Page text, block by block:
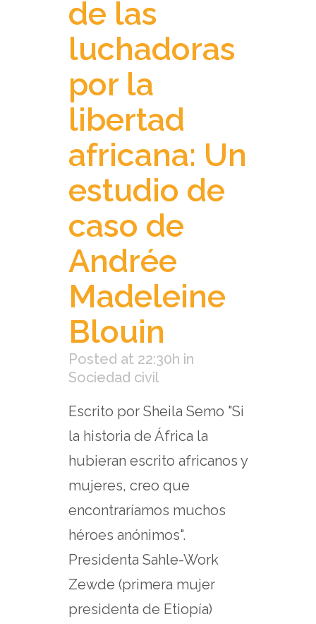
de las
luchadoras
por la
libertad
africana: Un
estudio de
caso de
Andrée
Madeleine
Blouin
Posted at 22:30h in
Sociedad civil
Escrito por Sheila Semo "Si
la historia de África la
hubieran escrito africanos y
mujeres, creo que
encontraríamos muchos
héroes anónimos".
Presidenta Sahle-Work
Zewde (primera mujer
presidenta de Etiopía)